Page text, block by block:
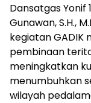
Dansatgas Yonif
Gunawan, S.H.,
kegiatan GADIK
pembinaan
meningkatkan
menumbuhkan
wilayah